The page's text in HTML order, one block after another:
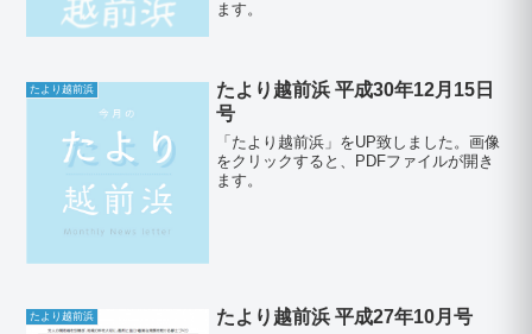
ます。
たより越前浜
たより越前浜 平成30年12月15日
号
「たより越前浜」をUP致しました。画像
をクリックすると、PDFファイルが開き
ます。
たより越前浜 たより越前浜 平成27年10月号